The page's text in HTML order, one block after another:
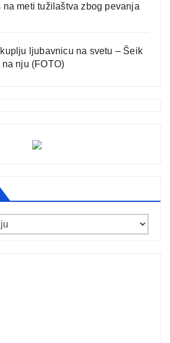
na meti tužilaštva zbog pevanja
ljubavnicu na svetu – Šeik
nju (FOTO)